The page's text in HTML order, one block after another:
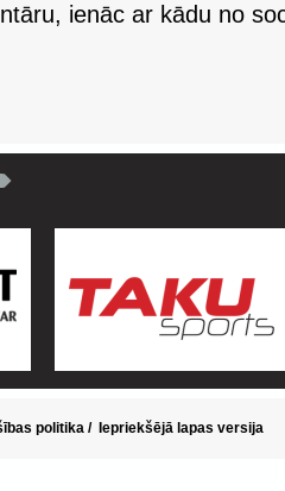
ienāc ar kādu no
politika / Iepriekšējā lapas versija